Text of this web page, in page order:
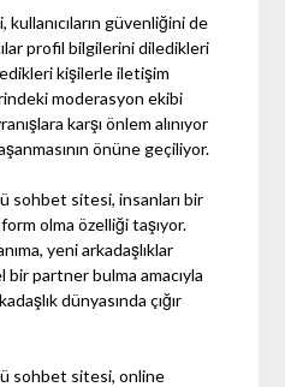
güvenliğini de
profil bilgilerini diledikleri
kişilerle iletişim
moderasyon ekibi
karşı önlem alınıyor
önüne geçiliyor.
sohbet sitesi, insanları bir
olma özelliği taşıyor.
yeni arkadaşlıklar
partner bulma amacıyla
dünyasında çığır
sohbet sitesi, online